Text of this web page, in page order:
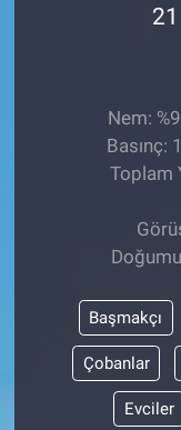
Nem:
Basınç:
Toplam
Başmakçı
Çobanlar
Evciler
Bilim,
ÇEVRE
HABERDE
EĞİTİM
BİLİM VE
Güvenlik